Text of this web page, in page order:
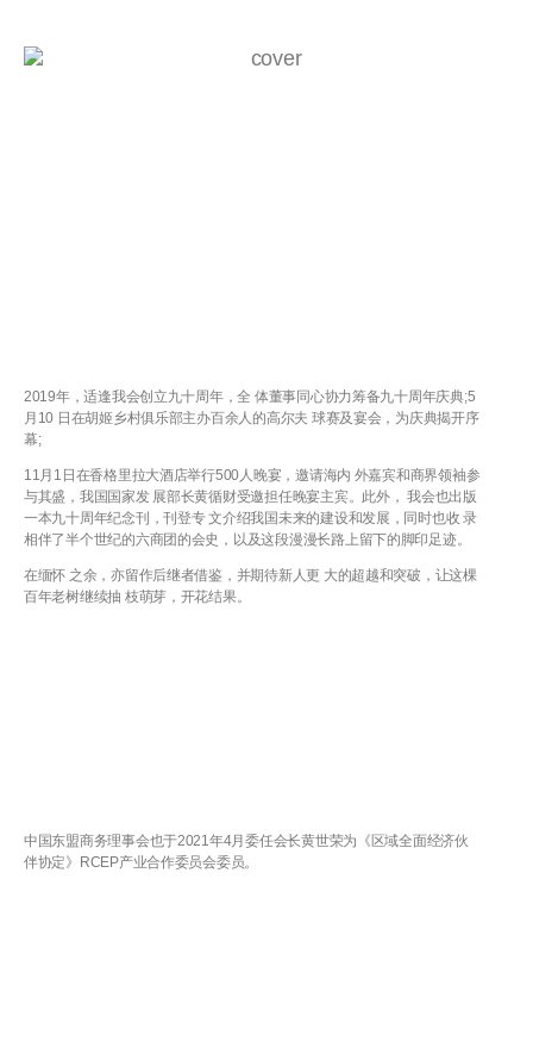
2019年，适逢我会创立九十周年，全 体董事同心协力筹备九十周年庆典;5
月10 日在胡姬乡村俱乐部主办百余人的高尔夫 球赛及宴会，为庆典揭开序
幕;
11月1日在香格里拉大酒店举行500人晚宴，邀请海内 外嘉宾和商界领袖参
与其盛，我国国家发 展部长黄循财受邀担任晚宴主宾。此外， 我会也出版
一本九十周年纪念刊，刊登专 文介绍我国未来的建设和发展，同时也收 录
相伴了半个世纪的六商团的会史，以及这段漫漫长路上留下的脚印足迹。
在缅怀 之余，亦留作后继者借鉴，并期待新人更 大的超越和突破，让这棵
百年老树继续抽 枝萌芽，开花结果。
中国东盟商务理事会也于2021年4月委任会长黄世荣为《区域全面经济伙
伴协定》RCEP产业合作委员会委员。